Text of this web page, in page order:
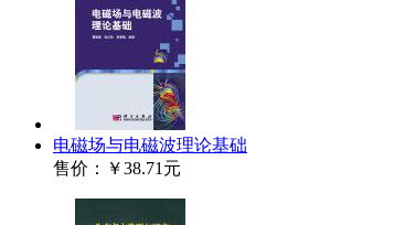
电磁场与电磁波理论基础
售价：
￥38.71元